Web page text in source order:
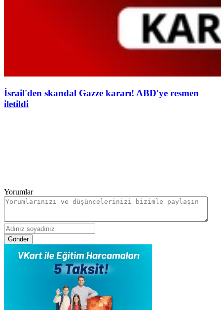
İsrail'den skandal Gazze kararı! ABD'ye resmen
iletildi
Yorumlar
Gönder